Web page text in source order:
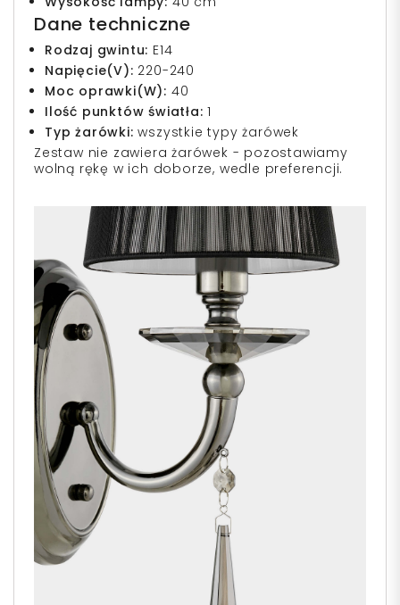
Dane techniczne
Rodzaj gwintu: E14
Napięcie(V): 220-240
Moc oprawki(W): 40
Ilość punktów światła: 1
Typ żarówki: wszystkie typy żarówek
Zestaw nie zawiera żarówek - pozostawiamy
wolną rękę w ich doborze, wedle preferencji.